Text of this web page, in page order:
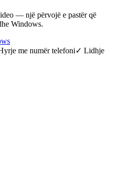
— një përvojë e pastër që
Windows.
me numër telefoni✓ Lidhje